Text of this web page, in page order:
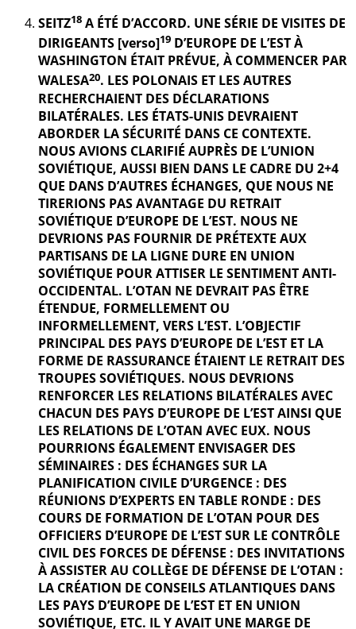
SEITZ18 A ÉTÉ D’ACCORD. UNE SÉRIE DE VISITES DE
DIRIGEANTS [verso]19 D’EUROPE DE L’EST À
WASHINGTON ÉTAIT PRÉVUE, À COMMENCER PAR
WALESA20. LES POLONAIS ET LES AUTRES
RECHERCHAIENT DES DÉCLARATIONS
BILATÉRALES. LES ÉTATS-UNIS DEVRAIENT
ABORDER LA SÉCURITÉ DANS CE CONTEXTE.
NOUS AVIONS CLARIFIÉ AUPRÈS DE L’UNION
SOVIÉTIQUE, AUSSI BIEN DANS LE CADRE DU 2+4
QUE DANS D’AUTRES ÉCHANGES, QUE NOUS NE
TIRERIONS PAS AVANTAGE DU RETRAIT
SOVIÉTIQUE D’EUROPE DE L’EST. NOUS NE
DEVRIONS PAS FOURNIR DE PRÉTEXTE AUX
PARTISANS DE LA LIGNE DURE EN UNION
SOVIÉTIQUE POUR ATTISER LE SENTIMENT ANTI-
OCCIDENTAL. L’OTAN NE DEVRAIT PAS ÊTRE
ÉTENDUE, FORMELLEMENT OU
INFORMELLEMENT, VERS L’EST. L’OBJECTIF
PRINCIPAL DES PAYS D’EUROPE DE L’EST ET LA
FORME DE RASSURANCE ÉTAIENT LE RETRAIT DES
TROUPES SOVIÉTIQUES. NOUS DEVRIONS
RENFORCER LES RELATIONS BILATÉRALES AVEC
CHACUN DES PAYS D’EUROPE DE L’EST AINSI QUE
LES RELATIONS DE L’OTAN AVEC EUX. NOUS
POURRIONS ÉGALEMENT ENVISAGER DES
SÉMINAIRES : DES ÉCHANGES SUR LA
PLANIFICATION CIVILE D’URGENCE : DES
RÉUNIONS D’EXPERTS EN TABLE RONDE : DES
COURS DE FORMATION DE L’OTAN POUR DES
OFFICIERS D’EUROPE DE L’EST SUR LE CONTRÔLE
CIVIL DES FORCES DE DÉFENSE : DES INVITATIONS
À ASSISTER AU COLLÈGE DE DÉFENSE DE L’OTAN :
LA CRÉATION DE CONSEILS ATLANTIQUES DANS
LES PAYS D’EUROPE DE L’EST ET EN UNION
SOVIÉTIQUE, ETC. IL Y AVAIT UNE MARGE DE